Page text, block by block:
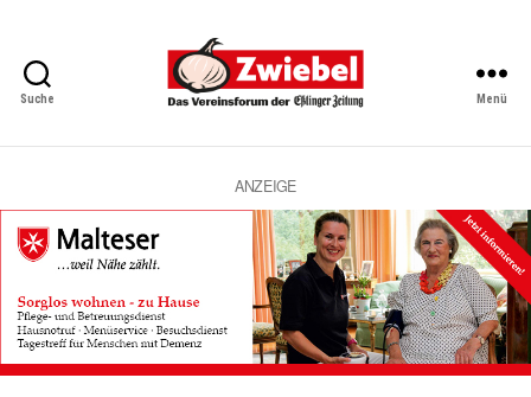
Suche
Vereinsforum
Eßlinger
Zeitung
Menü
ANZEIGE